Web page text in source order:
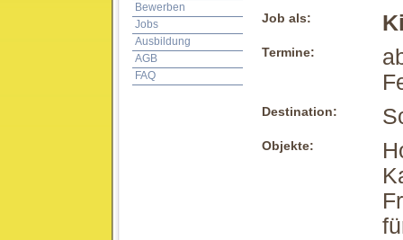
Bewerben
Jobs
Ausbildung
AGB
FAQ
Job als:
Termine:
Destination:
Objekte: